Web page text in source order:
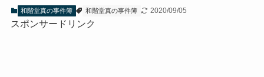
和階堂真の事件簿 和階堂真の事件簿 2020/09/05
スポンサードリンク